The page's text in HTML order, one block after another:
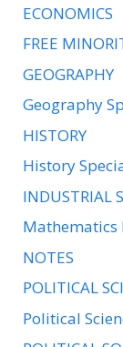
ECONOMICS
FREE
GEOGRAPHY
Geography
HISTORY
History
INDUSTRIAL
Mathematics
NOTES
POLITICAL
Political